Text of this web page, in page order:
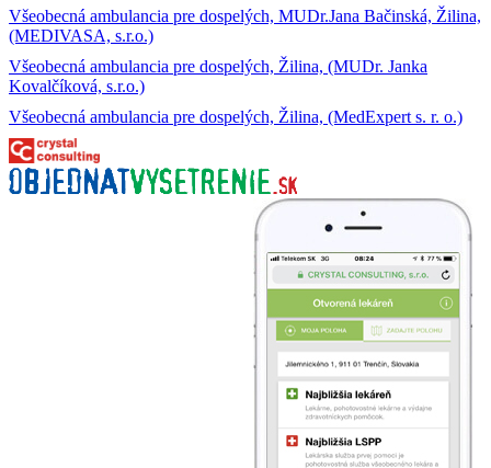
Všeobecná ambulancia pre dospelých, MUDr.Jana Bačinská, Žilina,
(MEDIVASA, s.r.o.)
Všeobecná ambulancia pre dospelých, Žilina, (MUDr. Janka
Kovalčíková, s.r.o.)
Všeobecná ambulancia pre dospelých, Žilina, (MedExpert s. r. o.)